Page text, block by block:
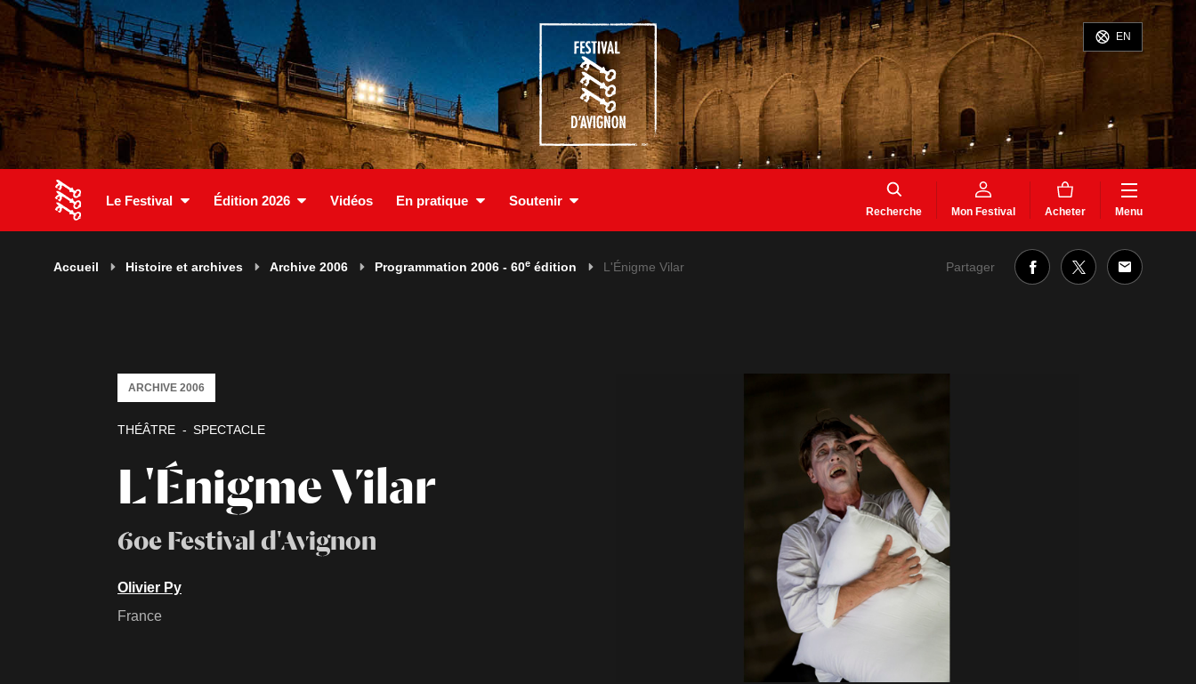
EN
Le Festival Édition 2026 Vidéos En pratique Soutenir
Recherche Mon Festival Acheter Menu
Accueil Histoire et archives Archive 2006 Programmation 2006 - 60e édition L'Énigme Vilar Partager
L'Énigme Vilar
60e Festival d'Avignon
THÉÂTRE SPECTACLE
ARCHIVE 2006
Olivier Py
France